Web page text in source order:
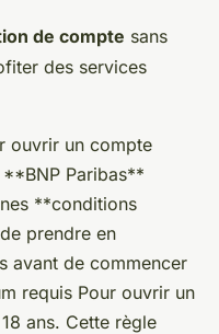
de compte sans
des services
ouvrir un compte
Paribas**
**conditions
prendre en
avant de commencer
requis Pour ouvrir un
ans. Cette règle